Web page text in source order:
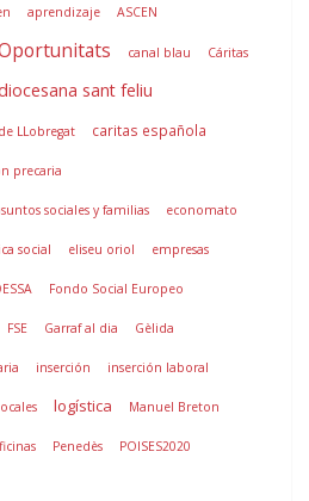
aprendizaje ASCEN
canal blau Cáritas
sant feliu
LLobregat caritas española
precaria
sociales y familias economato
social eliseu oriol empresas
Fondo Social Europeo
FSE Garraf al dia Gèlida
inserción inserción laboral
logística Manuel Breton
Penedès POISES2020